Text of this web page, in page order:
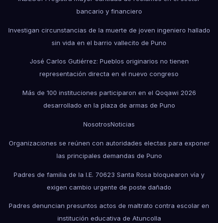
bancario y financiero
Investigan circunstancias de la muerte de joven ingeniero hallado
sin vida en el barrio vallecito de Puno
José Carlos Gutiérrez: Pueblos originarios no tienen
representación directa en el nuevo congreso
Más de 100 instituciones participaron en el Qoqawi 2026
desarrollado en la plaza de armas de Puno
NosotrosNoticias
Organizaciones se reúnen con autoridades electas para exponer
las principales demandas de Puno
Padres de familia de la I.E. 70623 Santa Rosa bloquearon vía y
exigen cambio urgente de poste dañado
Padres denuncian presuntos actos de maltrato contra escolar en
institución educativa de Atuncolla